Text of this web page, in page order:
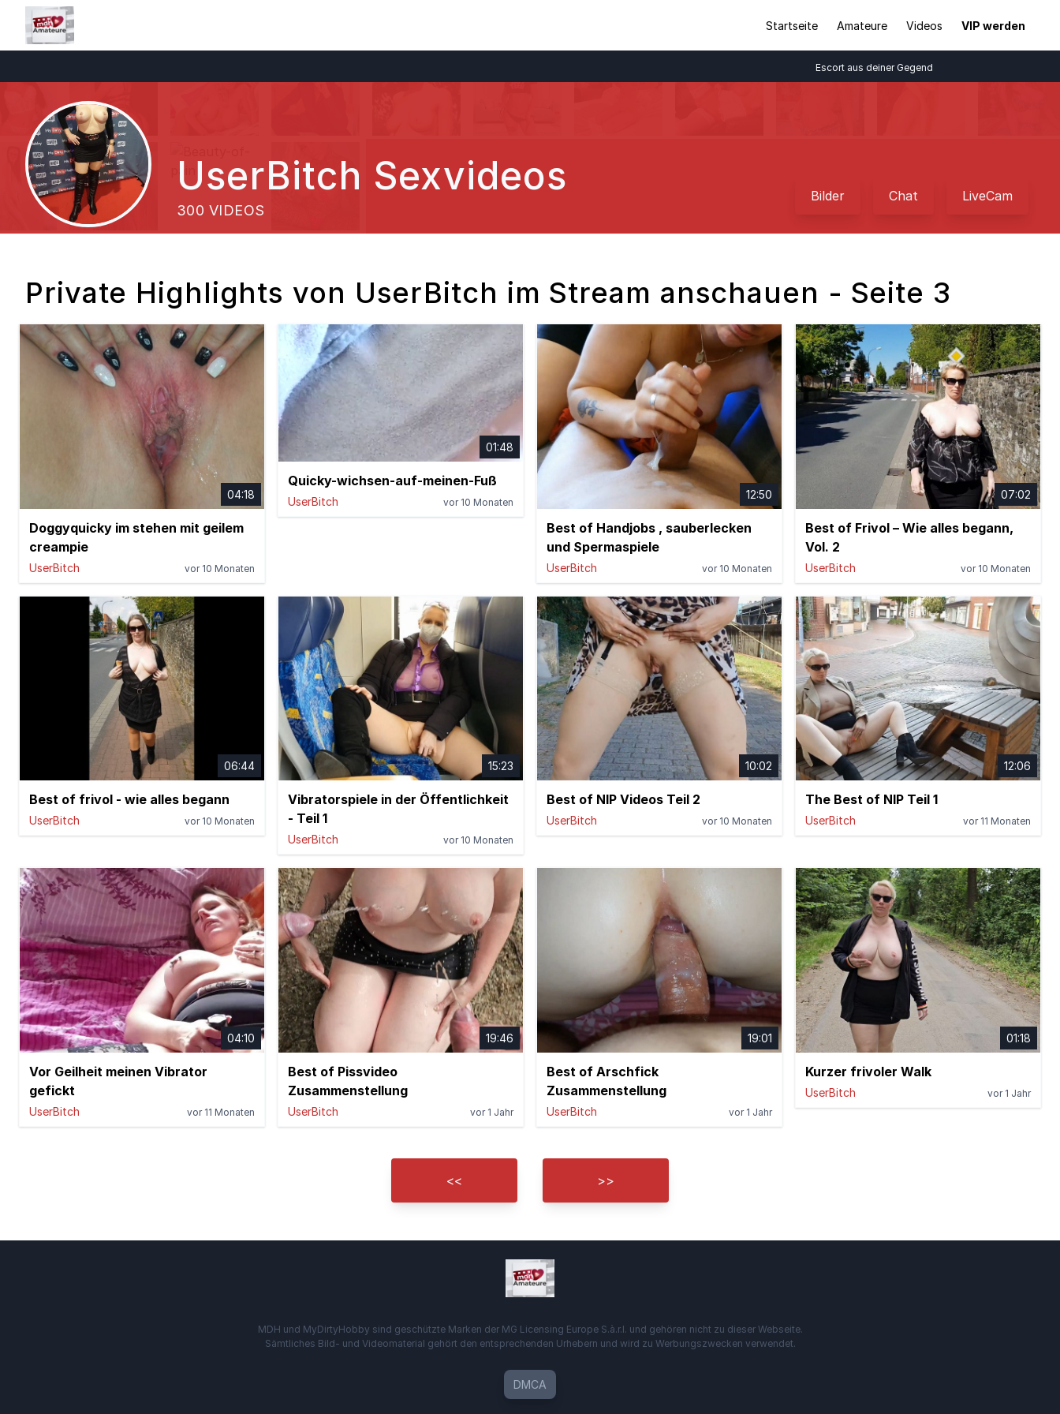
Startseite Amateure Videos VIP werden
Escort aus deiner Gegend
UserBitch Sexvideos
300 VIDEOS
Bilder Chat LiveCam
Private Highlights von UserBitch im Stream anschauen - Seite 3
04:18
Doggyquicky im stehen mit geilem
creampie
UserBitch vor 10 Monaten
01:48
Quicky-wichsen-auf-meinen-Fuß
UserBitch vor 10 Monaten
12:50
Best of Handjobs , sauberlecken
und Spermaspiele
UserBitch vor 10 Monaten
07:02
Best of Frivol – Wie alles begann,
Vol. 2
UserBitch vor 10 Monaten
06:44
Best of frivol - wie alles begann
UserBitch vor 10 Monaten
15:23
Vibratorspiele in der Öffentlichkeit
- Teil 1
UserBitch vor 10 Monaten
10:02
Best of NIP Videos Teil 2
UserBitch vor 10 Monaten
12:06
The Best of NIP Teil 1
UserBitch vor 11 Monaten
04:10
Vor Geilheit meinen Vibrator
gefickt
UserBitch vor 11 Monaten
19:46
Best of Pissvideo
Zusammenstellung
UserBitch vor 1 Jahr
19:01
Best of Arschfick
Zusammenstellung
UserBitch vor 1 Jahr
01:18
Kurzer frivoler Walk
UserBitch vor 1 Jahr
<< >>
MDH und MyDirtyHobby sind geschützte Marken der MG Licensing Europe S.à.r.l. und gehören nicht zu dieser Webseite.
Sämtliches Bild- und Videomaterial gehört den entsprechenden Urhebern und wird zu Werbungszwecken verwendet.
DMCA